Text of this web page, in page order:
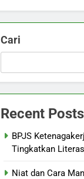
Cari
Recent Posts
BPJS
Tingkatkan
Niat dan Cara